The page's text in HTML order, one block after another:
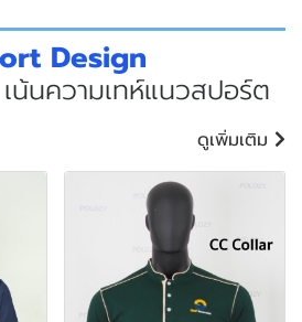
Design
น้นความเทห์แนวสปอร์ต
ดูเพิ่มเติม